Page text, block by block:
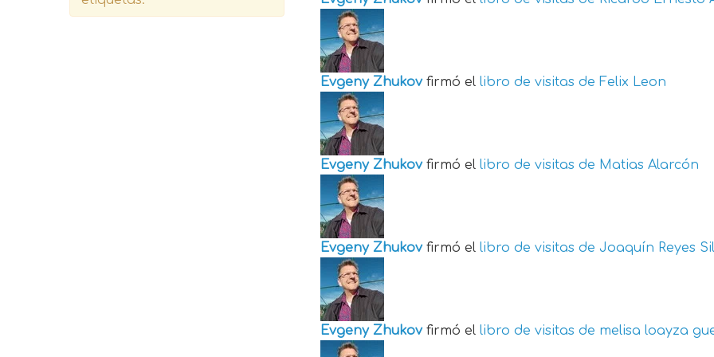
Evgeny Zhukov firmó el libro de visitas de Felix Leon
Evgeny Zhukov firmó el libro de visitas de Matias Alarcón
Evgeny Zhukov firmó el libro de visitas de Joaquín Reyes
Evgeny Zhukov firmó el libro de visitas de melisa loayza